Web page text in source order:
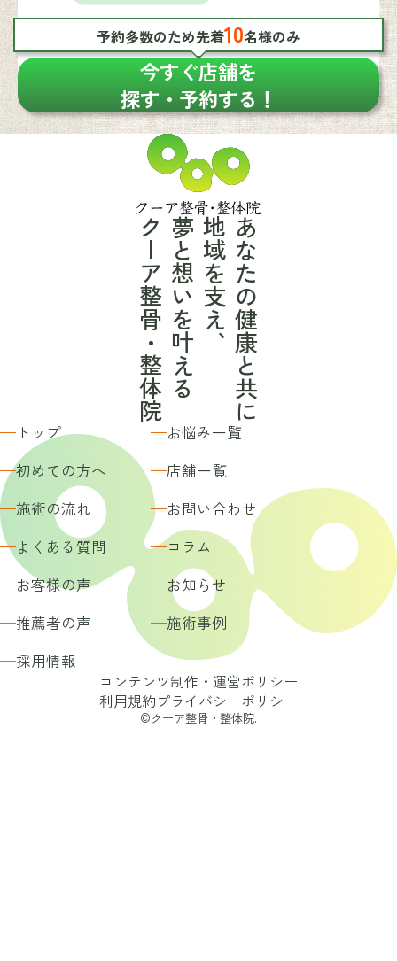
予約多数のため先着10名様のみ
今すぐ店舗を
探す・予約する！
あなたの健康と共に
地域を支え、
夢と想いを叶える
クーア整骨・整体院
トップ
お悩み一覧
初めての方へ
店舗一覧
施術の流れ
お問い合わせ
よくある質問
コラム
お客様の声
お知らせ
推薦者の声
施術事例
採用情報
コンテンツ制作・運営ポリシー
利用規約プライバシーポリシー
©クーア整骨・整体院.